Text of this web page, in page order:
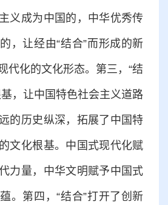
义成为中国的，中华优秀传
，让经由“结合”而形成的新
代化的文化形态。第三，“结
，让中国特色社会主义道路
的历史纵深，拓展了中国特
文化根基。中国式现代化赋
力量，中华文明赋予中国式
。第四，“结合”打开了创新